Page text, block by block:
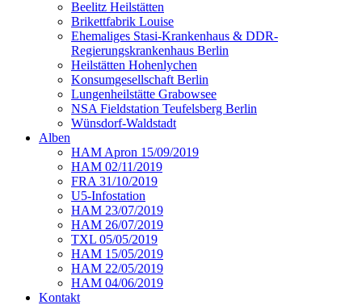
Beelitz Heilstätten
Brikettfabrik Louise
Ehemaliges Stasi-Krankenhaus & DDR-
Regierungskrankenhaus Berlin
Heilstätten Hohenlychen
Konsumgesellschaft Berlin
Lungenheilstätte Grabowsee
NSA Fieldstation Teufelsberg Berlin
Wünsdorf-Waldstadt
Alben
HAM Apron 15/09/2019
HAM 02/11/2019
FRA 31/10/2019
U5-Infostation
HAM 23/07/2019
HAM 26/07/2019
TXL 05/05/2019
HAM 15/05/2019
HAM 22/05/2019
HAM 04/06/2019
Kontakt